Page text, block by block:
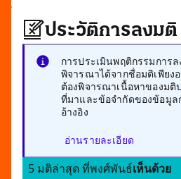
ประวัติการลงมติ
การประเมินพฤติกรรมการ
พิจารณาได้จากชื่อมติเพียงอ
ต้องพิจารณาเนื้อหาของมติ
ที่มาและข้อจำกัดของข้อมู
อ้างอิง
อ่านรายละเอียด
5 มติล่าสุด ที่พงศ์พันธ์เห็นด้วย